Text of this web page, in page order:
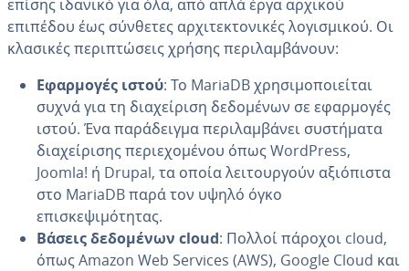
επίσης ιδανικό για όλα, από απλά έργα αρχικού
επιπέδου έως σύνθετες αρχιτεκτονικές λογισμικού. Οι
κλασικές περιπτώσεις χρήσης περιλαμβάνουν:
Εφαρμογές ιστού: Το MariaDB χρησιμοποιείται
συχνά για τη διαχείριση δεδομένων σε εφαρμογές
ιστού. Ένα παράδειγμα περιλαμβάνει συστήματα
διαχείρισης περιεχομένου όπως WordPress,
Joomla! ή Drupal, τα οποία λειτουργούν αξιόπιστα
στο MariaDB παρά τον υψηλό όγκο
επισκεψιμότητας.
Βάσεις δεδομένων cloud: Πολλοί πάροχοι cloud,
όπως Amazon Web Services (AWS), Google Cloud και